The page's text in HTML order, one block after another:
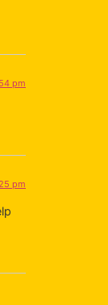
pm
pm